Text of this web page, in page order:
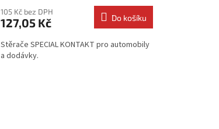
105 Kč bez DPH
127,05 Kč Do košíku
Stěrače SPECIAL KONTAKT pro automobily
a dodávky.